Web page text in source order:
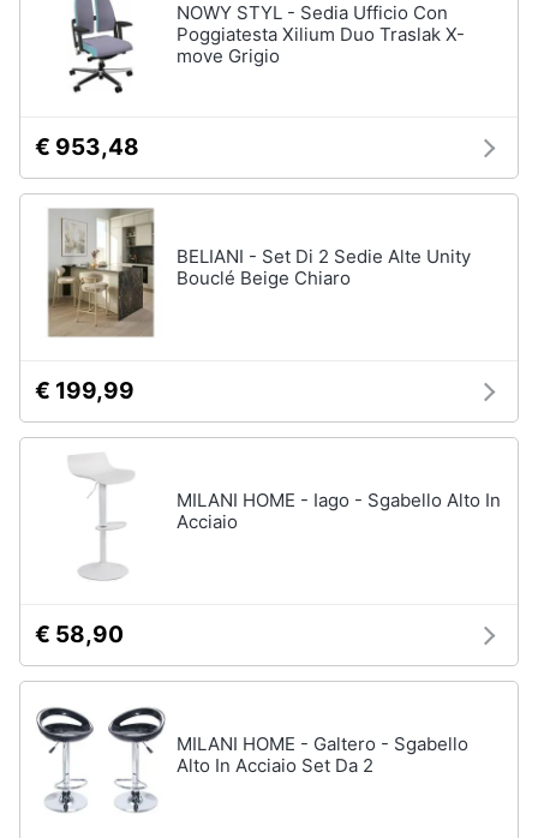
NOWY STYL - Sedia Ufficio Con
Poggiatesta Xilium Duo Traslak X-
move Grigio
€ 953,48
BELIANI - Set Di 2 Sedie Alte Unity
Bouclé Beige Chiaro
€ 199,99
MILANI HOME - Iago - Sgabello Alto In
Acciaio
€ 58,90
MILANI HOME - Galtero - Sgabello
Alto In Acciaio Set Da 2